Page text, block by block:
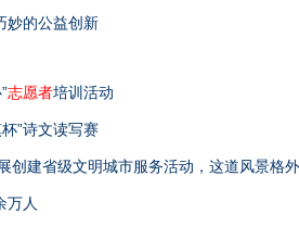
妙的公益创新
志愿者培训活动
”诗文读写赛
创建省级文明城市服务活动，这道风景格
万人